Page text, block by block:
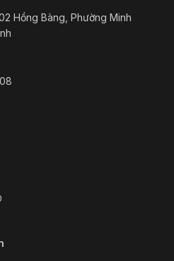
Hồng Bàng, Phường Minh